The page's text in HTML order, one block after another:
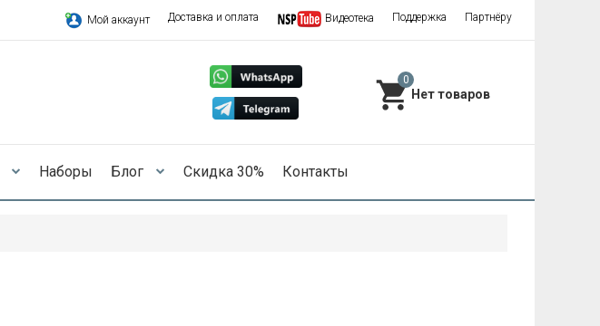
Мой аккаунт Доставка и оплата Видеотека Поддержка Партнёру
0
Наборы Блог Скидка 30% Контакты